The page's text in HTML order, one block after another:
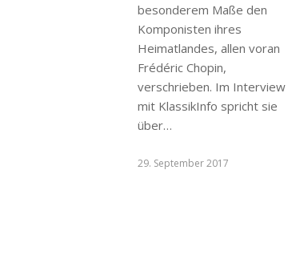
besonderem Maße den
Komponisten ihres
Heimatlandes, allen voran
Frédéric Chopin,
verschrieben. Im Interview
mit KlassikInfo spricht sie
über…
29. September 2017